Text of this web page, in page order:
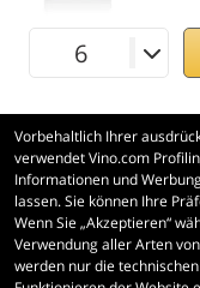
Vorbehaltlich Ihrer
verwendet Vino.com
Informationen und
lassen. Sie können Ihre
Wenn Sie „Akzeptieren“
Verwendung aller Arten
werden nur die